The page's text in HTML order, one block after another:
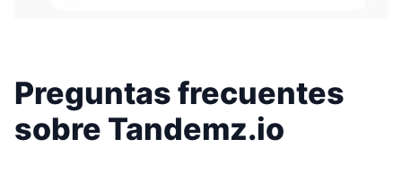
Preguntas frecuentes
sobre Tandemz.io